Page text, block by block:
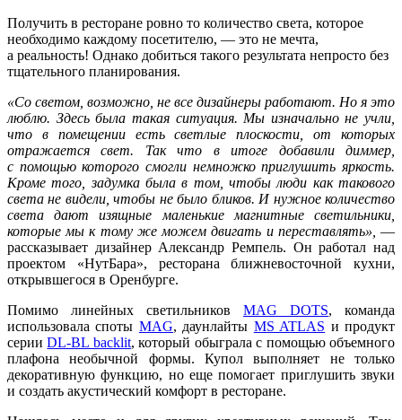
Получить в ресторане ровно то количество света, которое
необходимо каждому посетителю, — это не мечта,
а реальность! Однако добиться такого результата непросто без
тщательного планирования.
«Со светом, возможно, не все дизайнеры работают. Но я это
люблю. Здесь была такая ситуация. Мы изначально не учли,
что в помещении есть светлые плоскости, от которых
отражается свет. Так что в итоге добавили диммер,
с помощью которого смогли немножко приглушить яркость.
Кроме того, задумка была в том, чтобы люди как такового
света не видели, чтобы не было бликов. И нужное количество
света дают изящные маленькие магнитные светильники,
которые мы к тому же можем двигать и переставлять», —
рассказывает дизайнер Александр Ремпель. Он работал над
проектом «НутБара», ресторана ближневосточной кухни,
открывшегося в Оренбурге.
Помимо линейных светильников MAG DOTS, команда
использовала споты MAG, даунлайты MS ATLAS и продукт
серииDL-BL backlit, который обыграла с помощью объемного
плафона необычной формы. Купол выполняет не только
декоративную функцию, но еще помогает приглушить звуки
и создать акустический комфорт в ресторане.